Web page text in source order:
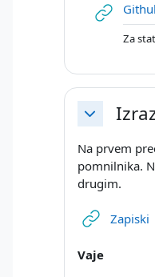
Za
Skrči
Na prvem
pomnilnika.
drugim.
Zapiski
Vaje